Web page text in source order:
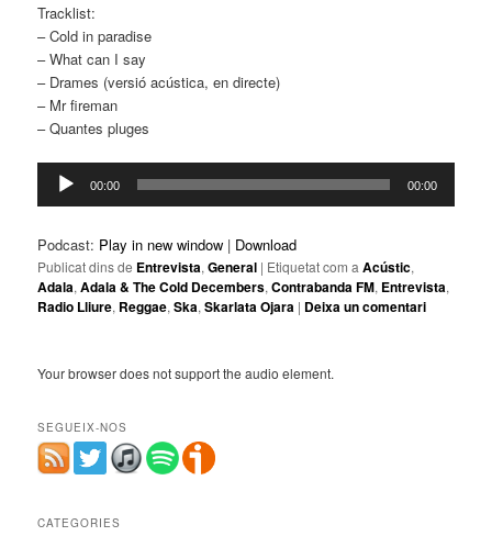
Tracklist:
– Cold in paradise
– What can I say
– Drames (versió acústica, en directe)
– Mr fireman
– Quantes pluges
Reproductor
d'àudio
00:00 00:00
Podcast: Play in new window | Download
Publicat dins de Entrevista,General | Etiquetat com a Acústic,
Adala,Adala & The Cold Decembers,Contrabanda FM, Entrevista,
Radio Lliure, Reggae,Ska,Skarlata Ojara | Deixa un comentari
Your browser does not support the audio element.
SEGUEIX-NOS
CATEGORIES